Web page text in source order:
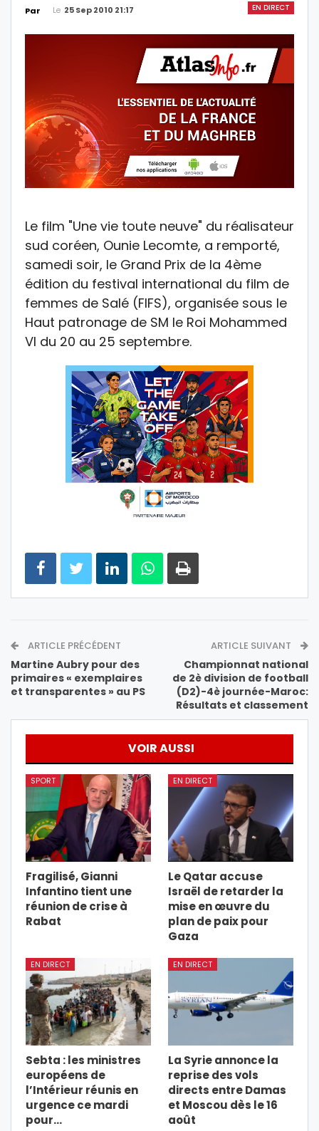
EN DIRECT
Par Le 25 Sep 2010 21:17
Le film "Une vie toute neuve" du réalisateur
sud coréen, Ounie Lecomte, a remporté,
samedi soir, le Grand Prix de la 4ème
édition du festival international du film de
femmes de Salé (FIFS), organisée sous le
Haut patronage de SM le Roi Mohammed
VI du 20 au 25 septembre.
ARTICLE PRÉCÉDENT
Martine Aubry pour des
primaires « exemplaires
et transparentes » au PS
ARTICLE SUIVANT
Championnat national
de 2è division de football
(D2)-4è journée-Maroc:
Résultats et classement
VOIR AUSSI
SPORT
Fragilisé, Gianni
Infantino tient une
réunion de crise à
Rabat
EN DIRECT
Le Qatar accuse
Israël de retarder la
mise en œuvre du
plan de paix pour
Gaza
EN DIRECT
Sebta : les ministres
européens de
l’Intérieur réunis en
urgence ce mardi
pour…
EN DIRECT
La Syrie annonce la
reprise des vols
directs entre Damas
et Moscou dès le 16
août